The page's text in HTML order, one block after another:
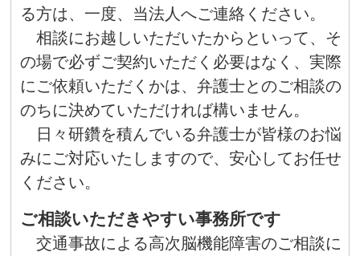
る方は、一度、当法人へご連絡ください。
相談にお越しいただいたからといって、そ
の場で必ずご契約いただく必要はなく、実際
にご依頼いただくかは、弁護士とのご相談の
のちに決めていただければ構いません。
日々研鑽を積んでいる弁護士が皆様のお悩
みにご対応いたしますので、安心してお任せ
ください。
ご相談いただきやすい事務所です
交通事故による高次脳機能障害のご相談に